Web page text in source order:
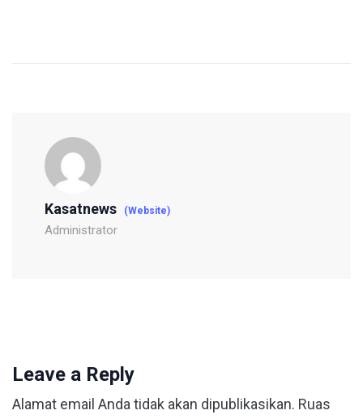
Kasatnews (Website)
Administrator
Leave a Reply
Alamat email Anda tidak akan dipublikasikan. Ruas